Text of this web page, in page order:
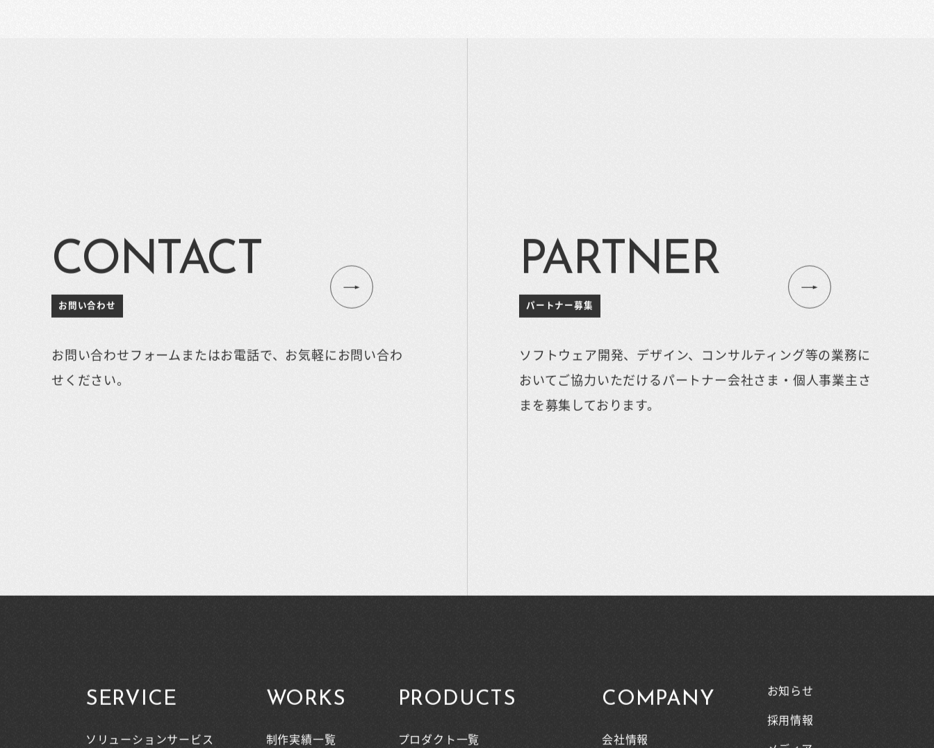
CONTACT
お問い合わせ
お問い合わせフォームまたはお電話で、お気軽にお問い合わ
せください。
PARTNER
パートナー募集
ソフトウェア開発、デザイン、コンサルティング等の業務に
おいてご協力いただけるパートナー会社さま・個人事業主さ
まを募集しております。
SERVICE
ソリューションサービス
WORKS
制作実績一覧
PRODUCTS
プロダクト一覧
COMPANY
会社情報
お知らせ
採用情報